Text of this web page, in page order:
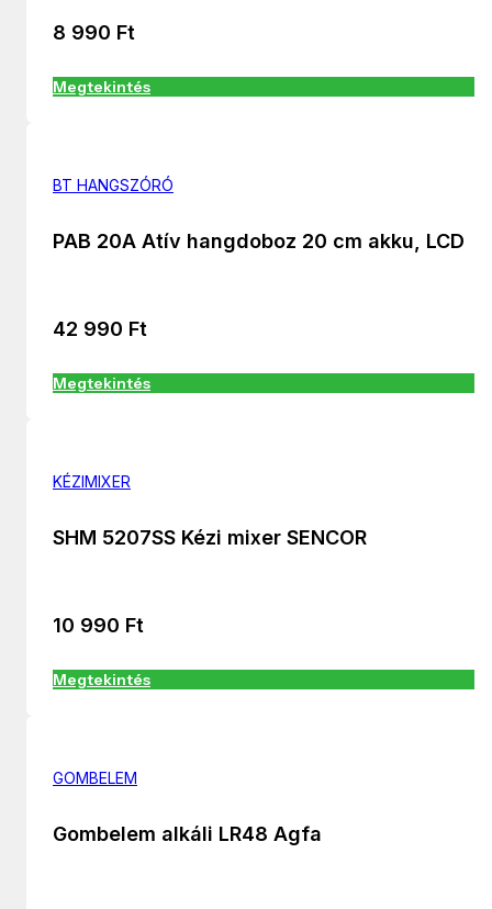
8 990 Ft
Megtekintés
BT HANGSZÓRÓ
PAB 20A Atív hangdoboz 20 cm akku, LCD
42 990 Ft
Megtekintés
KÉZIMIXER
SHM 5207SS Kézi mixer SENCOR
10 990 Ft
Megtekintés
GOMBELEM
Gombelem alkáli LR48 Agfa